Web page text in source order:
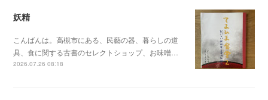
妖精
こんばんは。高槻市にある、民藝の器、暮らしの道
具、食に関する古書のセレクトショップ、お味噌…
2026.07.26 08:18